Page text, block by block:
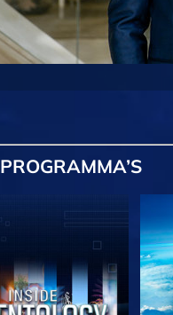
PROGRAMMA’S